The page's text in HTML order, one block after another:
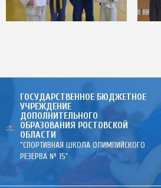
ГОСУДАРСТВЕННОЕ БЮДЖЕТНОЕ
УЧРЕЖДЕНИЕ
ДОПОЛНИТЕЛЬНОГО
ОБРАЗОВАНИЯ РОСТОВСКОЙ
ОБЛАСТИ
"СПОРТИВНАЯ ШКОЛА ОЛИМПИЙСКОГО
РЕЗЕРВА № 15"